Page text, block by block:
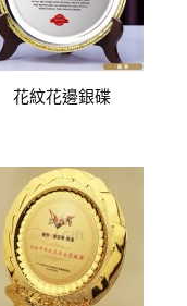
花紋花邊銀碟